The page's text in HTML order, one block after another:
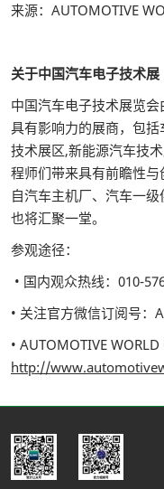
来源：AUTOMOTIVE
关于中国汽车电子技术
中国汽车电子技术展览
具有影响力的展商，包
技术展区,新能源汽车技
程师们带来具有前瞻性
自汽车主机厂、汽车一
也将汇聚一堂。
参观途径：
• 国内观众热线：010-
• 关注官方微信订阅号
• AUTOMOTIVE WORLD
http://